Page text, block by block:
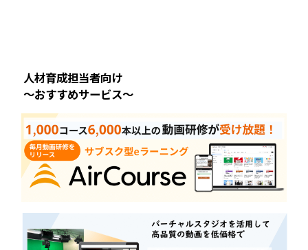
人材育成担当者向け
～おすすめサービス～